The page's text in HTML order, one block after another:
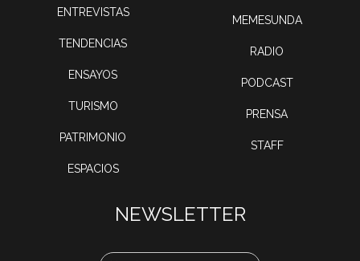
ENTREVISTAS
TENDENCIAS
ENSAYOS
TURISMO
PATRIMONIO
ESPACIOS
MEMESUNDA
RADIO
PODCAST
PRENSA
STAFF
NEWSLETTER